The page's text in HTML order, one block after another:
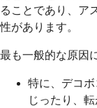
ることであり、ア
性があります。
最も一般的な原因
特に、デコ
じったり、